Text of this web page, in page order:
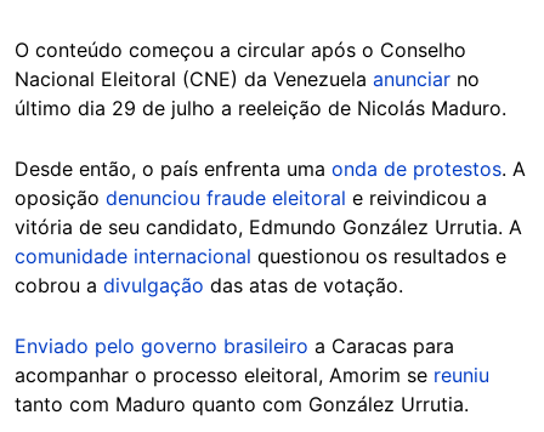
O conteúdo começou a circular após o Conselho
Nacional Eleitoral (CNE) da Venezuela anunciar no
último dia 29 de julho a reeleição de Nicolás Maduro.
Desde então, o país enfrenta uma onda de protestos. A
oposição denunciou fraude eleitoral e reivindicou a
vitória de seu candidato, Edmundo González Urrutia. A
comunidade internacional questionou os resultados e
cobrou a divulgação das atas de votação.
Enviado pelo governo brasileiro a Caracas para
acompanhar o processo eleitoral, Amorim se reuniu
tanto com Maduro quanto com González Urrutia.